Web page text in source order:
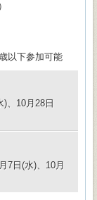
以下参加可能
、10月28日
7日(水)、10月